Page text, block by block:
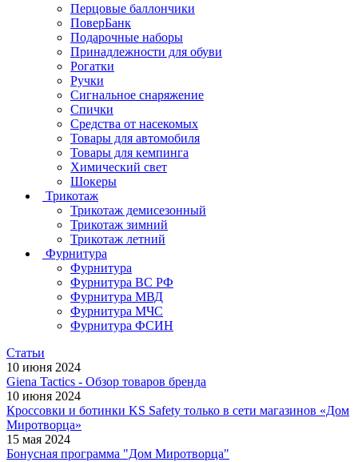
Перцовые баллончики
ПоверБанк
Подарочные наборы
Принадлежности для обуви
Рогатки
Ручки
Сигнальное снаряжение
Спички
Средства от насекомых
Товары для автомобиля
Товары для кемпинга
Химический свет
Шокеры
Трикотаж
Трикотаж демисезонный
Трикотаж зимний
Трикотаж летний
Фурнитура
Фурнитура
Фурнитура ВС РФ
Фурнитура МВД
Фурнитура МЧС
Фурнитура ФСИН
Статьи
10 июня 2024
Giena Tactics - Обзор товаров бренда
10 июня 2024
Кроссовки и ботинки KS Safety только в сети магазинов «Дом
Миротворца»
15 мая 2024
Бонусная программа "Дом Миротворца"